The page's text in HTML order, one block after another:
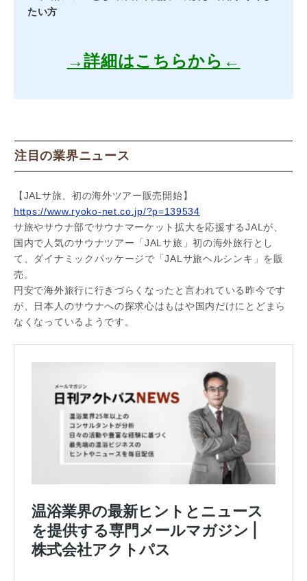
たい方
→詳細はこちらから←
注目の業界ニュース
【JALサ旅、初の海外ツアー販売開始】
https://www.ryoko-net.co.jp/?p=139534
サ旅やサウナ部でサウナマーケット拡大を応援するJALが、
国内で人気のサウナツアー「JALサ旅」初の海外旅行とし
て、ダイナミックパッケージで「JALサ旅ヘルシンキ」を販
売。
円安で海外旅行に行きづらくなったと言われている昨今です
が、日本人のサウナへの探求心はもはや国内だけにとどまら
なくなっているようです。